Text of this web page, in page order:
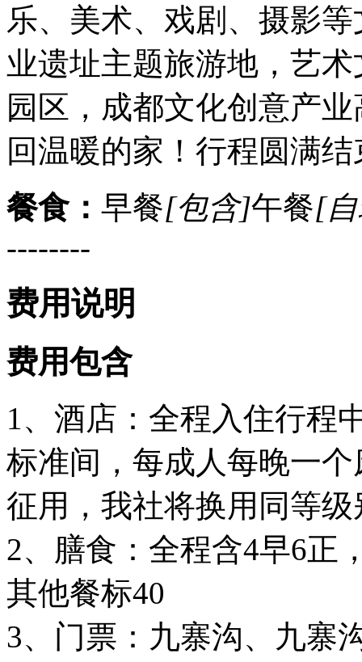
乐、美术、戏剧、摄影
业遗址主题旅游地，艺
园区，成都文化创意产
回温暖的家！行程圆满
餐食： 早餐[包含]午餐[
--------
费用说明
费用包含
1、酒店：全程入住行程
标准间，每成人每晚一
征用，我社将换用同等
2、膳食：全程含4早6正
其他餐标40
3、门票：九寨沟、九寨